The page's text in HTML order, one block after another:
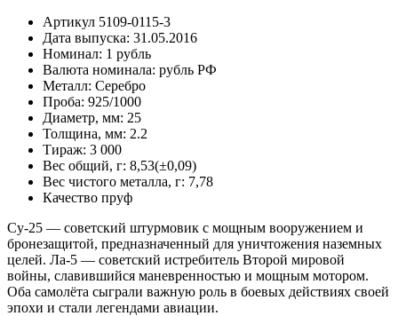
Артикул 5109-0115-3
Дата выпуска: 31.05.2016
Номинал: 1 рубль
Валюта номинала: рубль РФ
Металл: Серебро
Проба: 925/1000
Диаметр, мм: 25
Толщина, мм: 2.2
Тираж: 3 000
Вес общий, г: 8,53(±0,09)
Вес чистого металла, г: 7,78
Качество пруф
Су-25 — советский штурмовик с мощным вооружением и
бронезащитой, предназначенный для уничтожения наземных
целей. Ла-5 — советский истребитель Второй мировой
войны, славившийся маневренностью и мощным мотором.
Оба самолёта сыграли важную роль в боевых действиях своей
эпохи и стали легендами авиации.